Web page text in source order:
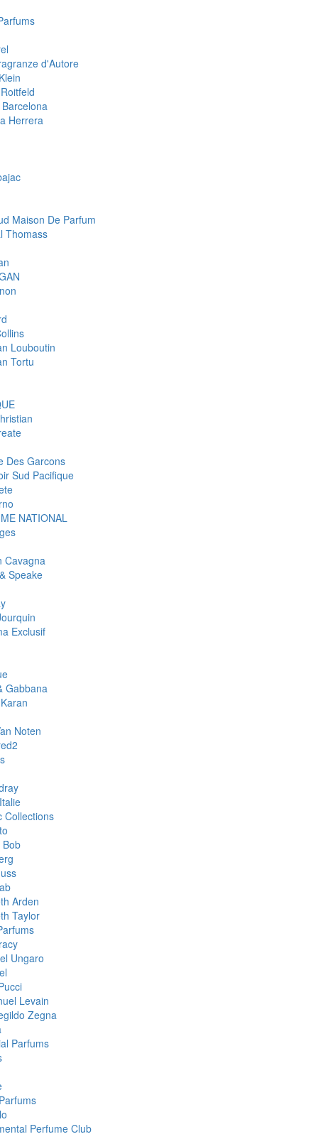
d'Autore
Herrera
Maison De Parfum
Thomass
Louboutin
Tortu
Des Garcons
Sud Pacifique
NATIONAL
Cavagna
Speake
Exclusif
Gabbana
Noten
Collections
Bob
Arden
Taylor
Ungaro
Levain
Zegna
Parfums
Perfume Club